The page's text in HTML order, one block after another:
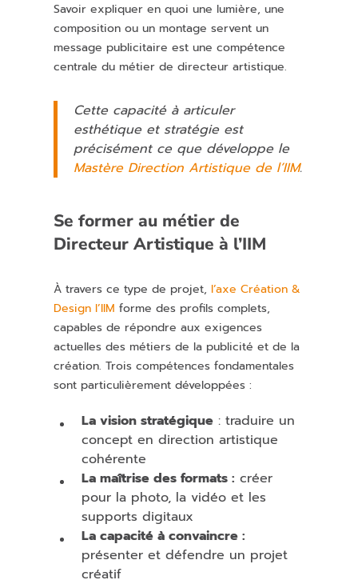
Savoir expliquer en quoi une lumière, une
composition ou un montage servent un
message publicitaire est une compétence
centrale du métier de directeur artistique.
Cette capacité à articuler
esthétique et stratégie est
précisément ce que développe le
Mastère Direction Artistique de l’IIM.
Se former au métier de
Directeur Artistique à l’IIM
À travers ce type de projet,l’axe Création &
Design l’IIM forme des profils complets,
capables de répondre aux exigences
actuelles des métiers de la publicité et de la
création. Trois compétences fondamentales
sont particulièrement développées :
La vision stratégique : traduire un
concept en direction artistique
cohérente
La maîtrise des formats : créer
pour la photo, la vidéo et les
supports digitaux
La capacité à convaincre :
présenter et défendre un projet
créatif